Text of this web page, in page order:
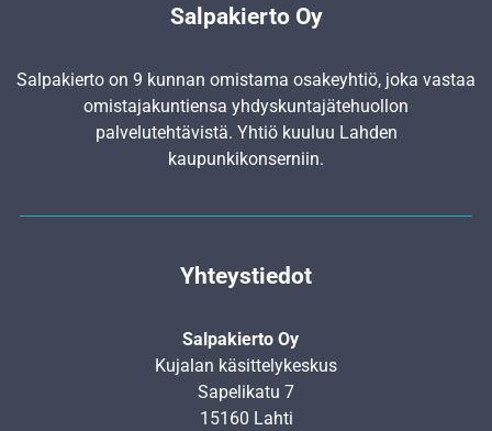
Salpakierto Oy
Salpakierto on 9 kunnan omistama osakeyhtiö, joka vastaa
omistajakuntiensa yhdyskunta­jätehuollon
palvelutehtävistä. Yhtiö kuuluu Lahden
kaupunkikonserniin.
Yhteystiedot
Salpakierto Oy
Kujalan käsittelykeskus
Sapelikatu 7
15160 Lahti